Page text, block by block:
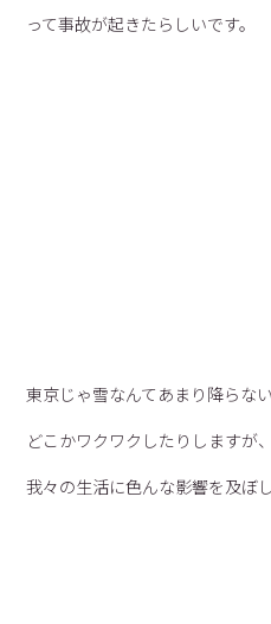
って事故が起きたらしいです。
東京じゃ雪なんてあまり降らない
どこかワクワクしたりしますが、
我々の生活に色んな影響を及ぼ